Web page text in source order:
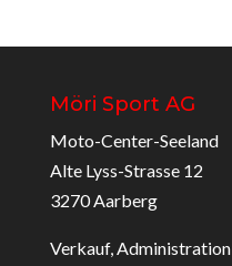
Möri Sport AG
Moto-Center-Seeland
Alte Lyss-Strasse 12
3270 Aarberg
Verkauf, Administration